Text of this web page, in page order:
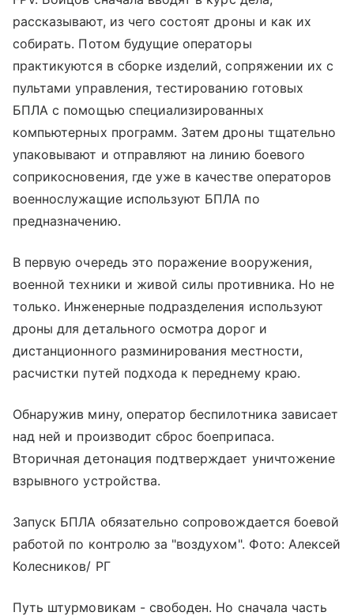
рассказывают, из чего состоят дроны и как их
собирать. Потом будущие операторы
практикуются в сборке изделий, сопряжении их с
пультами управления, тестированию готовых
БПЛА с помощью специализированных
компьютерных программ. Затем дроны тщательно
упаковывают и отправляют на линию боевого
соприкосновения, где уже в качестве операторов
военнослужащие используют БПЛА по
предназначению.
В первую очередь это поражение вооружения,
военной техники и живой силы противника. Но не
только. Инженерные подразделения используют
дроны для детального осмотра дорог и
дистанционного разминирования местности,
расчистки путей подхода к переднему краю.
Обнаружив мину, оператор беспилотника зависает
над ней и производит сброс боеприпаса.
Вторичная детонация подтверждает уничтожение
взрывного устройства.
Запуск БПЛА обязательно сопровождается боевой
работой по контролю за "воздухом". Фото: Алексей
Колесников/ РГ
Путь штурмовикам - свободен. Но сначала часть